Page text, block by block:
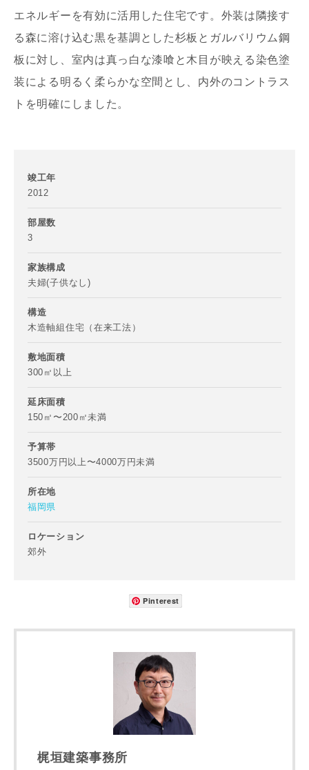
エネルギーを有効に活用した住宅です。外装は隣接す
る森に溶け込む黒を基調とした杉板とガルバリウム鋼
板に対し、室内は真っ白な漆喰と木目が映える染色塗
装による明るく柔らかな空間とし、内外のコントラス
トを明確にしました。
竣工年
2012
部屋数
3
家族構成
夫婦(子供なし)
構造
木造軸組住宅（在来工法）
敷地面積
300㎡以上
延床面積
150㎡〜200㎡未満
予算帯
3500万円以上〜4000万円未満
所在地
福岡県
ロケーション
郊外
Pinterest
梶垣建築事務所
ご住所
郵便番号